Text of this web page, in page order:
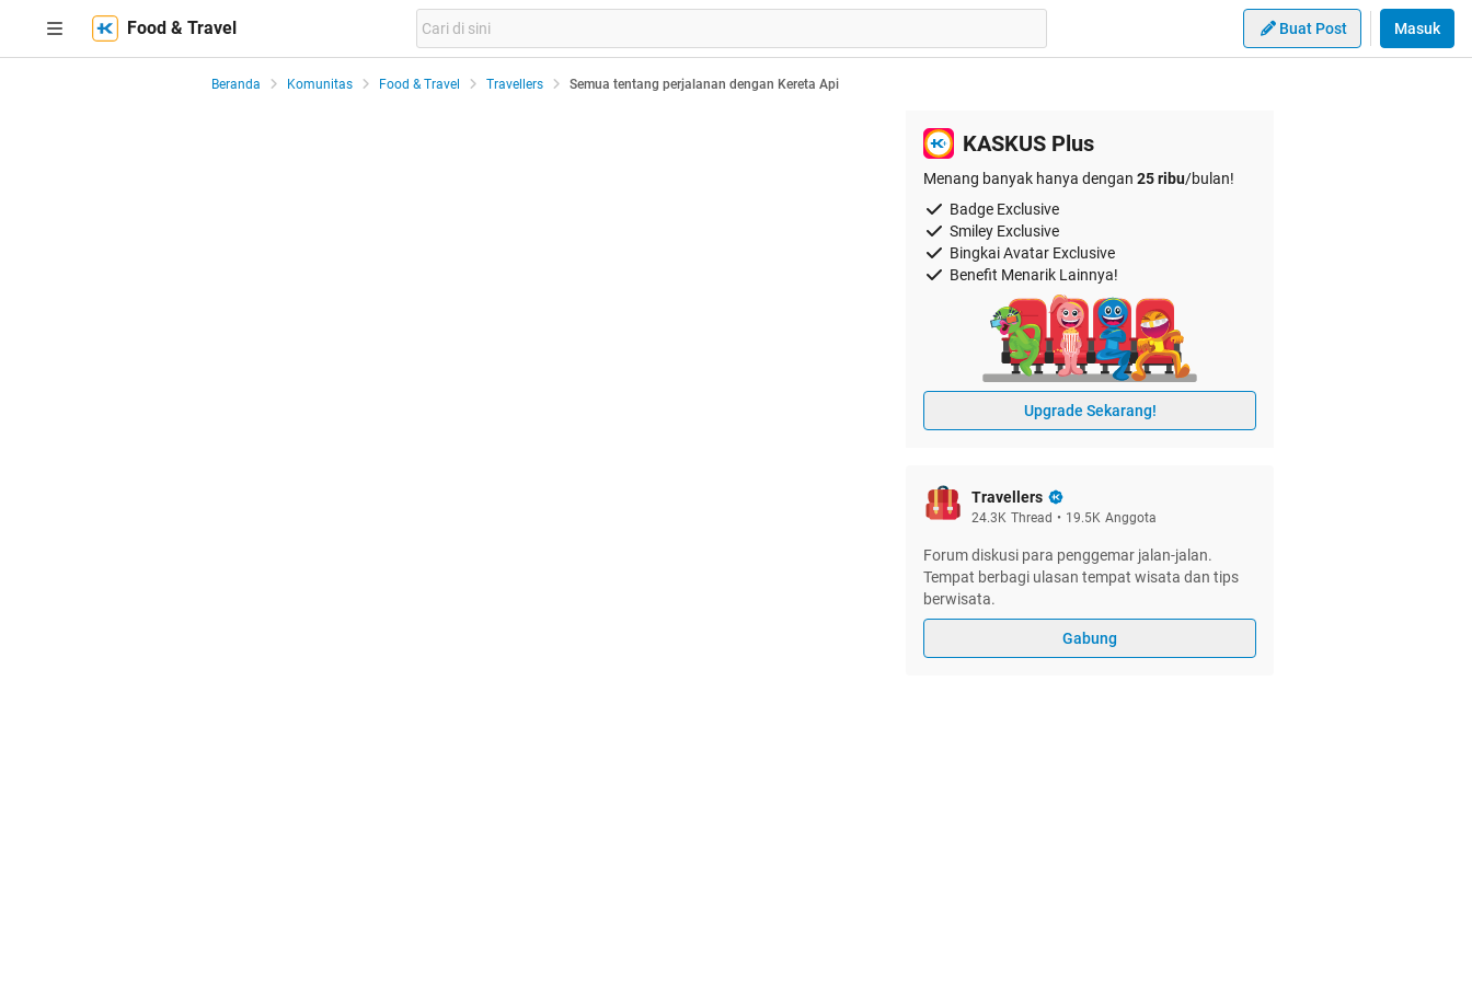
Food & Travel Buat Post Masuk
Beranda Komunitas Food & Travel Travellers Semua tentang perjalanan dengan Kereta Api
KASKUS Plus
Menang banyak hanya dengan 25 ribu/bulan!
Badge Exclusive
Smiley Exclusive
Bingkai Avatar Exclusive
Benefit Menarik Lainnya!
Upgrade Sekarang!
Travellers
24.3K Thread • 19.5K Anggota
Forum diskusi para penggemar jalan-jalan.
Tempat berbagi ulasan tempat wisata dan tips
berwisata.
Gabung